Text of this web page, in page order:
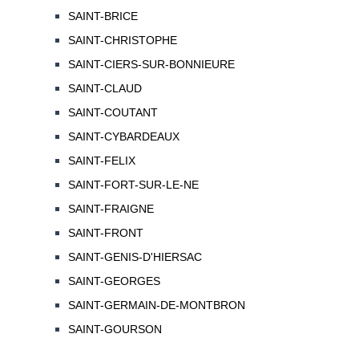
SAINT-BRICE
SAINT-CHRISTOPHE
SAINT-CIERS-SUR-BONNIEURE
SAINT-CLAUD
SAINT-COUTANT
SAINT-CYBARDEAUX
SAINT-FELIX
SAINT-FORT-SUR-LE-NE
SAINT-FRAIGNE
SAINT-FRONT
SAINT-GENIS-D'HIERSAC
SAINT-GEORGES
SAINT-GERMAIN-DE-MONTBRON
SAINT-GOURSON